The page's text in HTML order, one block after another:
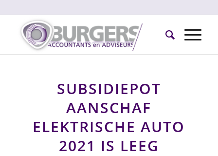
SUBSIDIEPOT
AANSCHAF
ELEKTRISCHE AUTO
2021 IS LEEG